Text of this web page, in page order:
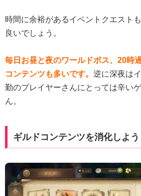
時間に余裕があるイベントクエスト
良いでしょう。
毎日お昼と夜のワールドボス、20時
コンテンツも多いです。 逆に深夜は
勤のプレイヤーさんにとっては辛い
ん。
ギルドコンテンツを消化しよう